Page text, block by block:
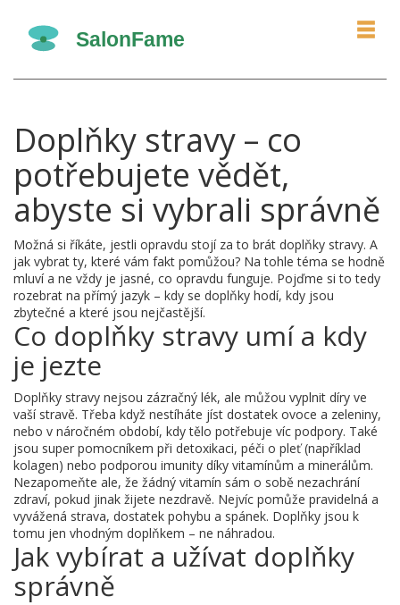
Doplňky stravy – co
potřebujete vědět,
abyste si vybrali správně
Možná si říkáte, jestli opravdu stojí za to brát doplňky stravy. A
jak vybrat ty, které vám fakt pomůžou? Na tohle téma se hodně
mluví a ne vždy je jasné, co opravdu funguje. Pojďme si to tedy
rozebrat na přímý jazyk – kdy se doplňky hodí, kdy jsou
zbytečné a které jsou nejčastější.
Co doplňky stravy umí a kdy
je jezte
Doplňky stravy nejsou zázračný lék, ale můžou vyplnit díry ve
vaší stravě. Třeba když nestíháte jíst dostatek ovoce a zeleniny,
nebo v náročném období, kdy tělo potřebuje víc podpory. Také
jsou super pomocníkem při detoxikaci, péči o pleť (například
kolagen) nebo podporou imunity díky vitamínům a minerálům.
Nezapomeňte ale, že žádný vitamín sám o sobě nezachrání
zdraví, pokud jinak žijete nezdravě. Nejvíc pomůže pravidelná a
vyvážená strava, dostatek pohybu a spánek. Doplňky jsou k
tomu jen vhodným doplňkem – ne náhradou.
Jak vybírat a užívat doplňky
správně